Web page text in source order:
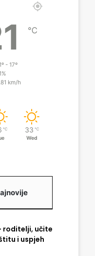
℃
- 17º
km/h
℃ 33 ℃
Wed
roditelji, učite
i uspjeh